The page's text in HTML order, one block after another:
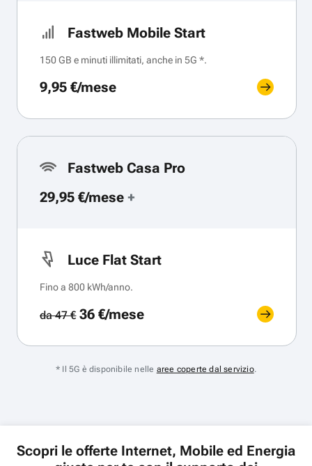
Fastweb Mobile Start
150 GB e minuti illimitati, anche in 5G *.
9,95 €/mese
Fastweb Casa Pro
29,95 €/mese +
Luce Flat Start
Fino a 800 kWh/anno.
da 47 €36 €/mese
* Il 5G è disponibile nelle aree coperte dal servizio.
Scopri le offerte Internet, Mobile ed Energia